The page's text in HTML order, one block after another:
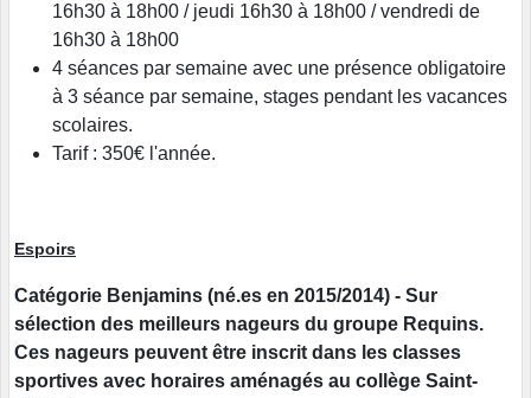
16h30 à 18h00 / jeudi 16h30 à 18h00 / vendredi de
16h30 à 18h00
4 séances par semaine avec une présence obligatoire
à 3 séance par semaine, stages pendant les vacances
scolaires.
Tarif : 350€ l'année.
Espoirs
Catégorie Benjamins (né.es en 2015/2014) - Sur
sélection des meilleurs nageurs du groupe Requins.
Ces nageurs peuvent être inscrit dans les classes
sportives avec horaires aménagés au collège Saint-